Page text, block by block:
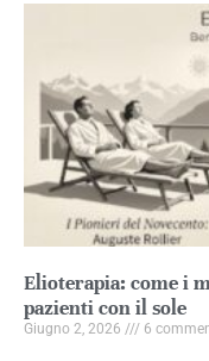
Elioterapia: come i
pazienti con il sole
Giugno 2, 2026 6